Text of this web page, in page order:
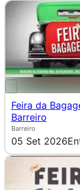
Feira da
Barreiro
Barreiro
05 Set 2026